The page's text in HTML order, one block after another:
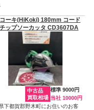
ーキ(HiKoki) 180mm コード
ップソーカッタ CD3607DA
中古品
買取相場
標準 9000円
当社 10000円
下都賀郡野木町にお住いのお客